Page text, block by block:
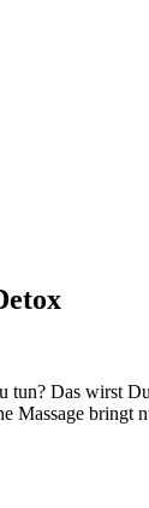
Das wirst
Massage